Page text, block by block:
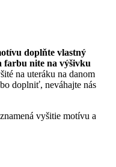
doplňte vlastný
farbu nite na výšivku
na uteráku na danom
doplniť, neváhajte nás
vyšitie motívu a